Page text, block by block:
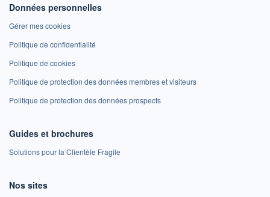
Données personnelles
Gérer mes cookies
Politique de confidentialité
Politique de cookies
Politique de protection des données membres et visiteurs
Politique de protection des données prospects
Guides et brochures
Solutions pour la Clientèle Fragile
Nos sites